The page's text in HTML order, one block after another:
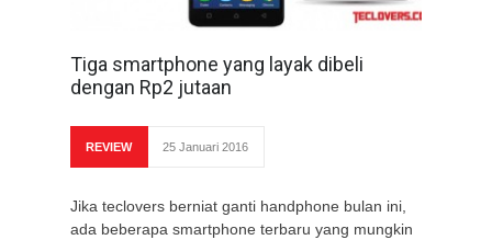
Tiga smartphone yang layak dibeli
dengan Rp2 jutaan
REVIEW 25 Januari 2016
Jika teclovers berniat ganti handphone bulan ini,
ada beberapa smartphone terbaru yang mungkin